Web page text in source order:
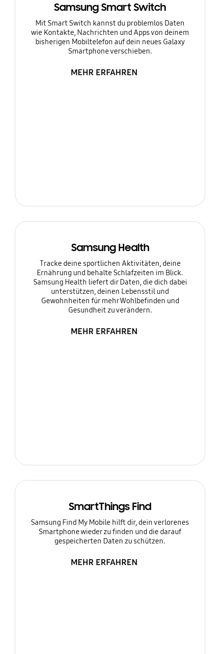
Samsung Smart Switch
Mit Smart Switch kannst du problemlos Daten
wie Kontakte, Nachrichten und Apps von deinem
bisherigen Mobiltelefon auf dein neues Galaxy
Smartphone verschieben.
MEHR ERFAHREN
Samsung Health
Tracke deine sportlichen Aktivitäten, deine
Ernährung und behalte Schlafzeiten im Blick.
Samsung Health liefert dir Daten, die dich dabei
unterstützen, deinen Lebensstil und
Gewohnheiten für mehr Wohlbefinden und
Gesundheit zu verändern.
MEHR ERFAHREN
SmartThings Find
Samsung Find My Mobile hilft dir, dein verlorenes
Smartphone wieder zu finden und die darauf
gespeicherten Daten zu schützen.
MEHR ERFAHREN